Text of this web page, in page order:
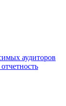
аудиторов